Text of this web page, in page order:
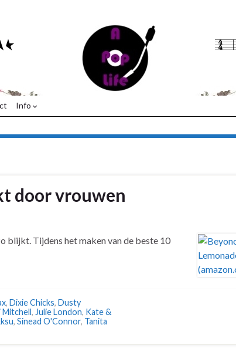
Info
door vrouwen
blijkt. Tijdens het maken van de beste 10
, Dixie Chicks, Dusty
Mitchell, Julie London, Kate &
, Sinead O'Connor, Tanita